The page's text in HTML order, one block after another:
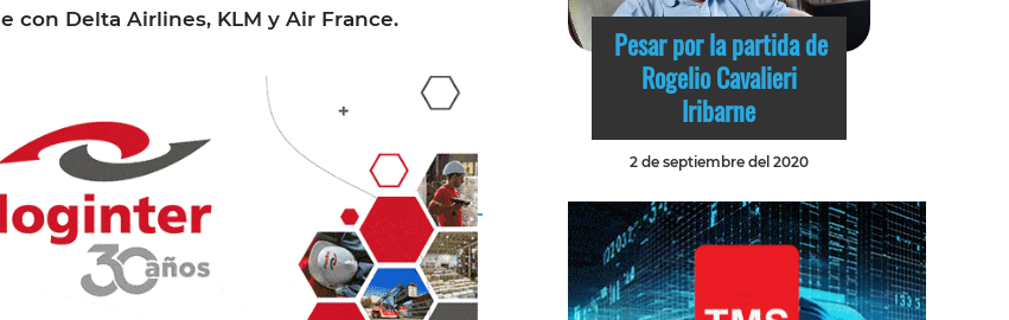
con Delta Airlines, KLM y Air France.
Pesar por la partida de
Rogelio Cavalieri
Iribarne
2 de septiembre del 2020